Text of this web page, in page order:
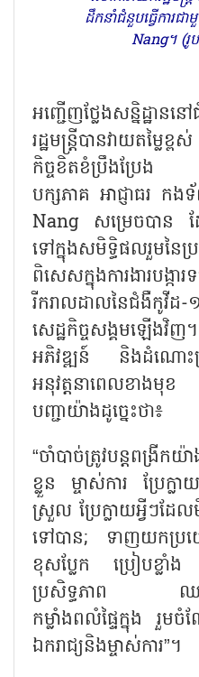
ដឹកនាំជំនួបធ្វើការជ
Nang។ (រូ
អញ្ជើញថ្លែងសន្និដ្ឋាន
រដ្ឋមន្ត្រីបានវាយតម្ល
កិច្ចខិតខំប្រឹងប្រែង
បក្សភាគ អាជ្ញាធរ ក
Nang សម្រេចបាន
ទៅក្នុងសមិទ្ធិផលរួមន
ពិសេសក្នុងការងារបង្កា
រីករាលដាលនៃជំងឺកូវីដ-
សេដ្ឋកិច្ចសង្គមឡើ
អភិវឌ្ឍន៍ និងដំណោះស្
អនុវត្តនាពេលខាងមុខ
បញ្ជាយ៉ាងដូច្នេះថា៖
“ចាំបាច់ត្រូវបន្តពង្រីកយ៉ា
ខ្លួន ម្ចាស់ការ ប្រែក្ល
ស្រួល ប្រែក្លាយអ្វីៗដែល
ទៅបាន; ទាញយកប្រ
ខុសប្លែក ប្រៀបខ្លាំង
ប្រសិទ្ធភាព ឈានឡ
កម្លាំងពលំផ្ទៃក្នុង រួម
ឯករាជ្យនិងម្ចាស់ការ”។